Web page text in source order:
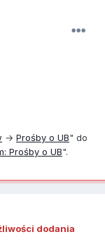
→ Prośby o UB" do
Prośby o UB".
dodania